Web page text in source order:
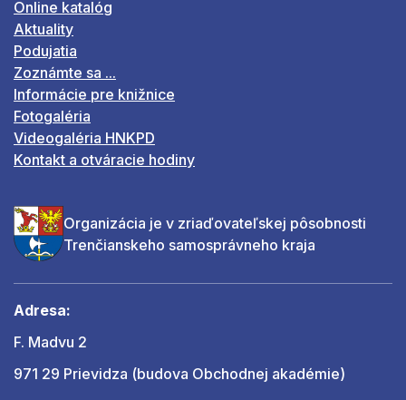
Online katalóg
Aktuality
Podujatia
Zoznámte sa ...
Informácie pre knižnice
Fotogaléria
Videogaléria HNKPD
Kontakt a otváracie hodiny
Organizácia je v zriaďovateľskej pôsobnosti
Trenčianskeho samosprávneho kraja
Adresa:
F. Madvu 2
971 29 Prievidza (budova Obchodnej akadémie)